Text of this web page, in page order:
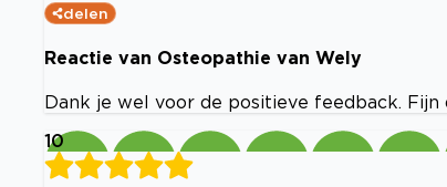
delen
Reactie van Osteopathie van Wely
Dank je wel voor de positieve feedback.
10